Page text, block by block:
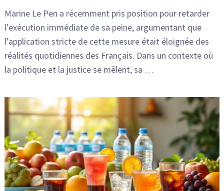
Marine Le Pen a récemment pris position pour retarder
l’exécution immédiate de sa peine, argumentant que
l’application stricte de cette mesure était éloignée des
réalités quotidiennes des Français. Dans un contexte où
la politique et la justice se mêlent, sa …